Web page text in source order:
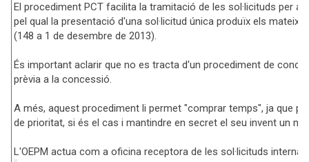
El procediment PCT facilita la tramitació de les sol·licituds per
pel qual la presentació d'una sol·licitud única produïx els
(148 a 1 de desembre de 2013).
És important aclarir que no es tracta d'un procediment de
prèvia a la concessió.
A més, aquest procediment li permet "comprar temps", ja que
de prioritat, si és el cas i mantindre en secret el seu invent un
L'OEPM actua com a oficina receptora de les sol·licituds